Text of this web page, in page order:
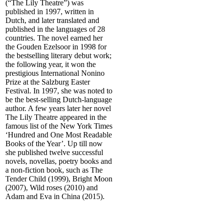
(“The Lily Theatre”) was
published in 1997, written in
Dutch, and later translated and
published in the languages of 28
countries. The novel earned her
the Gouden Ezelsoor in 1998 for
the bestselling literary debut work;
the following year, it won the
prestigious International Nonino
Prize at the Salzburg Easter
Festival. In 1997, she was noted to
be the best-selling Dutch-language
author. A few years later her novel
The Lily Theatre appeared in the
famous list of the New York Times
‘Hundred and One Most Readable
Books of the Year’. Up till now
she published twelve successful
novels, novellas, poetry books and
a non-fiction book, such as The
Tender Child (1999), Bright Moon
(2007), Wild roses (2010) and
Adam and Eva in China (2015).